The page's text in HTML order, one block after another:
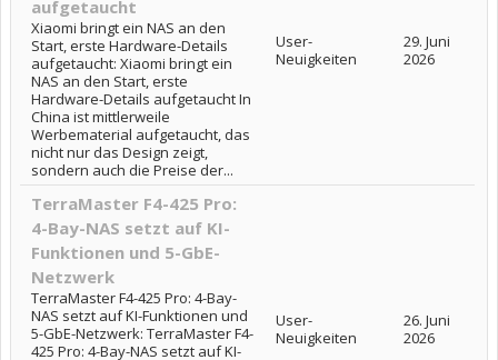
aufgetaucht
Xiaomi bringt ein NAS an den
Start, erste Hardware-Details
aufgetaucht: Xiaomi bringt ein
NAS an den Start, erste
Hardware-Details aufgetaucht In
China ist mittlerweile
Werbematerial aufgetaucht, das
nicht nur das Design zeigt,
sondern auch die Preise der...
User-
Neuigkeiten
29. Juni
2026
TerraMaster F4-425 Pro:
4-Bay-NAS setzt auf KI-
Funktionen und 5-GbE-
Netzwerk
TerraMaster F4-425 Pro: 4-Bay-
NAS setzt auf KI-Funktionen und
5-GbE-Netzwerk: TerraMaster F4-
425 Pro: 4-Bay-NAS setzt auf KI-
User-
Neuigkeiten
26. Juni
2026